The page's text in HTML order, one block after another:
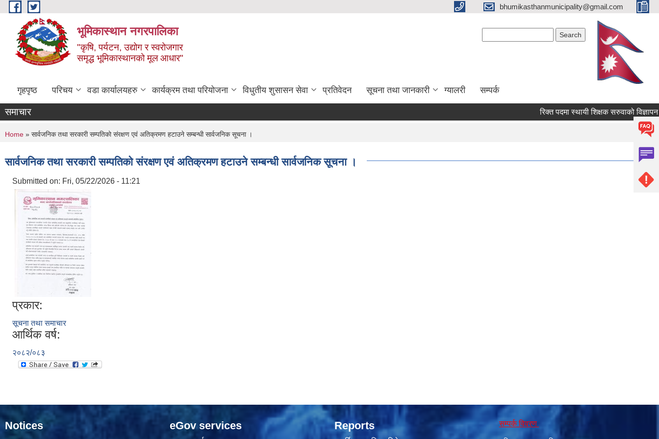
Skip to main content bhumikasthanmunicipality@gmail.com
भूमिकास्थान नगरपालिका
"कृषि, पर्यटन, उद्योग र स्वरोजगार
समृद्ध भूमिकास्थानको मूल आधार"
गृहपृष्ठ परिचय वडा कार्यालयहरु कार्यक्रम तथा परियोजना विधुतीय शुसासन सेवा प्रतिवेदन सूचना तथा जानकारी ग्यालरी सम्पर्क
समाचार रिक्त पदमा स्थायी शिक्षक सरुवाको विज्ञापन
You are here
Home » सार्वजनिक तथा सरकारी सम्पतिकाे संरक्षण एवं अतिक्रमण हटाउने सम्बन्धी सार्वजनिक सूचना ।
सार्वजनिक तथा सरकारी सम्पतिकाे संरक्षण एवं अतिक्रमण हटाउने सम्बन्धी सार्वजनिक सूचना ।
Submitted on: Fri, 05/22/2026 - 11:21
प्रकार:
सूचना तथा समाचार
आर्थिक वर्ष:
२०८२/०८३
Notices eGov services Reports सम्पर्क विवरण